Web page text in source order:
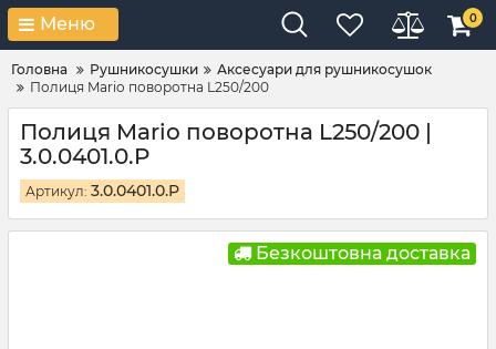
Меню 0
Головна Рушникосушки
Аксесуари для рушникосушок
Полиця Mario поворотна L250/200
Полиця Mario поворотна L250/200 |
3.0.0401.0.P
Артикул: 3.0.0401.0.P
Безкоштовна доставка